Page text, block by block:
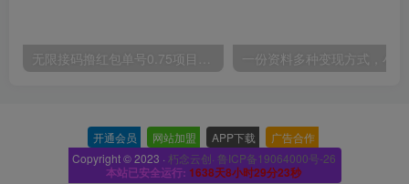
无限接码撸红包单号0.75项目无偿分享给你【揭秘】
开通会员 网站加盟 APP下载 广告合作
Copyright © 2023 · 朽念云创· 鲁ICP备19064000号-26
本站已安全运行: 1638天8小时29分23秒